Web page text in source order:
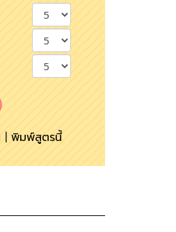
|พิมพ์สูตรนี้